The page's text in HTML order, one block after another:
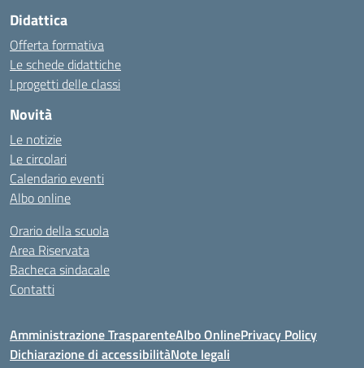
Didattica
Offerta formativa
Le schede didattiche
I progetti delle classi
Novità
Le notizie
Le circolari
Calendario eventi
Albo online
Orario della scuola
Area Riservata
Bacheca sindacale
Contatti
Amministrazione TrasparenteAlbo OnlinePrivacy Policy
Dichiarazione di accessibilitàNote legali